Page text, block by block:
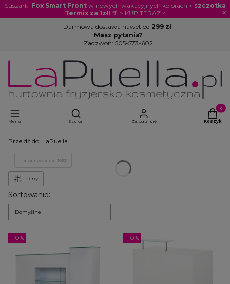
Suszarki Fox Smart Frontw nowych wakacyjnych kolorach + szczotka
Termix za 1zł! 🌴 > KUP TERAZ < ×
Darmowa dostawa nawet od 299 zł!
Masz pytania?
Zadzwoń: 505-573-602
Menu
Otwórz wyszukiwarkę
Szukaj Zaloguj się Koszyk
Przejdź do: LaPuella
Na zamówienie 1063
Filtry
Lista produktów
Sortowanie:
Domyślne
-10% -10%